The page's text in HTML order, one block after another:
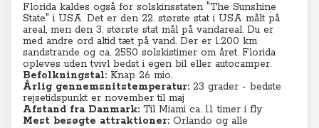
Florida kaldes også for solskinsstaten "The Sunshine
State" i USA. Det er den 22. største stat i USA målt på
areal, men den 3. største stat mål på vandareal. Du er
med andre ord altid tæt på vand. Der er 1.200 km
sandstrande og ca. 2550 solskistimer om året. Florida
opleves uden tvivl bedst i egen bil eller autocamper.
Befolkningstal: Knap 26 mio.
Årlig gennemsnitstemperatur: 23 grader - bedste
rejsetidspunkt er november til maj
Afstand fra Danmark: Til Miami ca. 11 timer i fly
Mest besøgte attraktioner: Orlando og alle